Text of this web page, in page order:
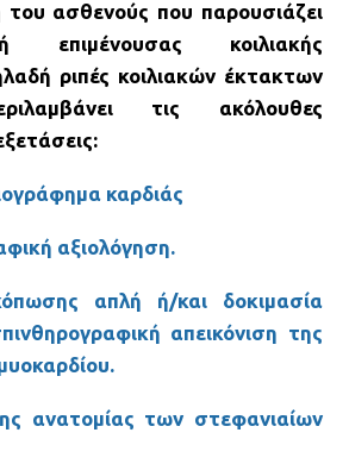
του ασθενούς που παρουσιάζει
επιμένουσας κοιλιακής
ριπές κοιλιακών έκτακτων
τις ακόλουθες
καρδιάς
αξιολόγηση.
απλή ή/και δοκιμασία
απεικόνιση της
ανατομίας των στεφανιαίων